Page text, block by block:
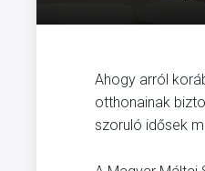
Ahogy arról
otthonainak
szoruló idősek